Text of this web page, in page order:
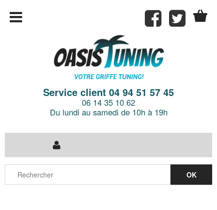
Service client 04 94 51 57 45
06 14 35 10 62
Du lundi au samedi de 10h à 19h